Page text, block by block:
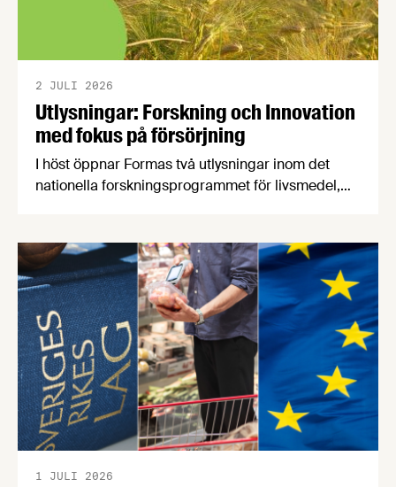
Utlysningar: Forskning och Innovation
med fokus på försörjning
2 JULI 2026
I höst öppnar Formas två utlysningar inom det
nationella forskningsprogrammet för livsmedel,
en motståndskraftig livsmedelsförsörjning", och
båda syftar till att bana väg för innovationer som
stärker Sveriges livsmedelsförsörjning.
1 JULI 2026